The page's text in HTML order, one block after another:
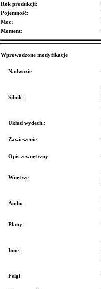
Rok produkcji:
Pojemność:
Moc:
Moment:
Wprowadzone modyfikacje
Nadwozie:
Silnik:
Układ wydech.:
Zawieszenie:
Opis zewnętrzny:
Wnętrze:
Audio:
Plany:
Inne:
Felgi: